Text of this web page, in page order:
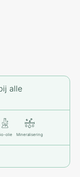
alle
olie Mineralisering